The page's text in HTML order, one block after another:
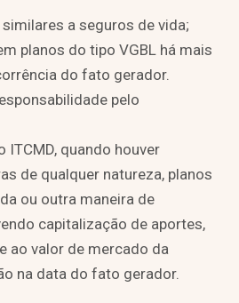
a seguros de vida;
planos do tipo VGBL há mais
do fato gerador.
pelo
ITCMD, quando houver
de qualquer natureza, planos
ou outra maneira de
capitalização de aportes,
ao valor de mercado da
na data do fato gerador.